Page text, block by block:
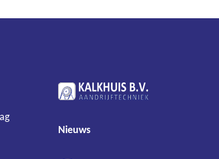
Nieuws